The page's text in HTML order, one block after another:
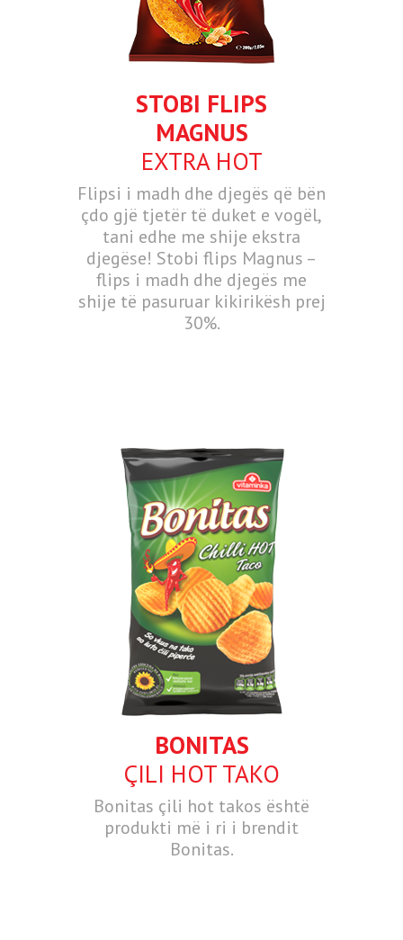
STOBI FLIPS
MAGNUS
EXTRA HOT
Flipsi i madh dhe djegës që bën
çdo gjë tjetër të duket e vogël,
tani edhe me shije ekstra
djegëse! Stobi flips Magnus –
flips i madh dhe djegës me
shije të pasuruar kikirikësh prej
30%.
BONITAS
ÇILI HOT TAKO
Bonitas çili hot takos është
produkti më i ri i brendit
Bonitas.